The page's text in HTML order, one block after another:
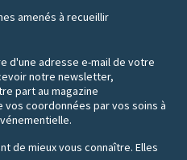
amenés à recueillir
d'une adresse e-mail de votre
notre newsletter,
part au magazine
coordonnées par vos soins à
de mieux vous connaître. Elles